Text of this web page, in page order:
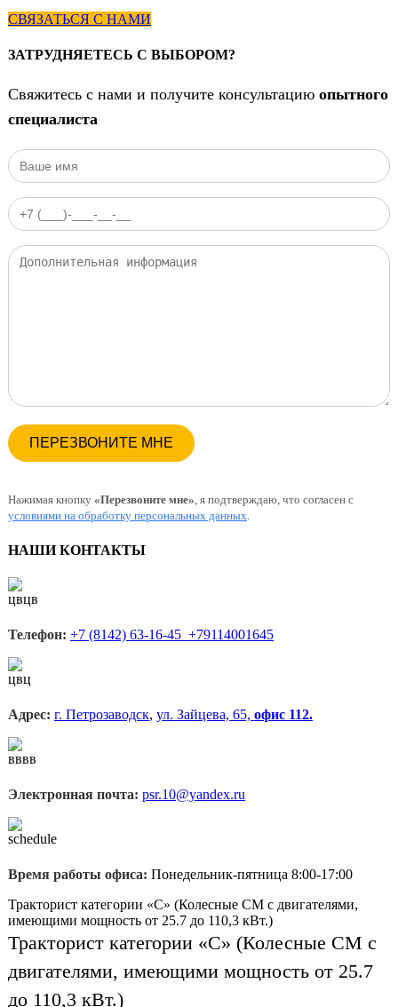
СВЯЗАТЬСЯ С НАМИ
ЗАТРУДНЯЕТЕСЬ С ВЫБОРОМ?
Свяжитесь с нами и получите консультацию опытного
специалиста
Нажимая кнопку «Перезвоните мне» , я подтверждаю, что согласен с
условиями на обработку персональных данных
НАШИ КОНТАКТЫ
Телефон: +7 (8142) 63-16-45 +79114001645
Адрес: г. Петрозаводск, ул. Зайцева, 65, офис 112.
Электронная почта: psr.10@yandex.ru
Время работы офиса: Понедельник-пятница 8:00-17:00
Тракторист категории «С» (Колесные СМ с двигателями,
имеющими мощность от 25.7 до 110,3 кВт.)
Тракторист категории «С» (Колесные СМ с
двигателями, имеющими мощность от 25.7
до 110,3 кВт.)